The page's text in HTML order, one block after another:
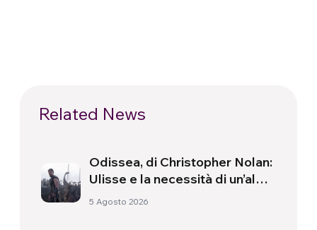
Related News
Odissea, di Christopher Nolan:
Ulisse e la necessità di un’alba
nuova
5 Agosto 2026